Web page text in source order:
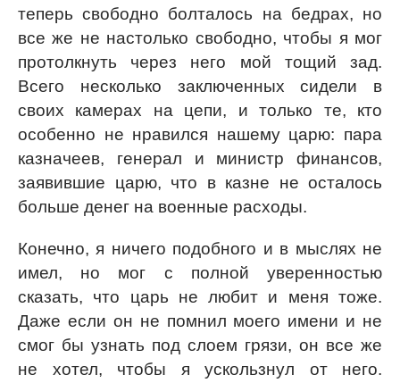
теперь свободно болталось на бедрах, но
все же не настолько свободно, чтобы я мог
протолкнуть через него мой тощий зад.
Всего несколько заключенных сидели в
своих камерах на цепи, и только те, кто
особенно не нравился нашему царю: пара
казначеев, генерал и министр финансов,
заявившие царю, что в казне не осталось
больше денег на военные расходы.
Конечно, я ничего подобного и в мыслях не
имел, но мог с полной уверенностью
сказать, что царь не любит и меня тоже.
Даже если он не помнил моего имени и не
смог бы узнать под слоем грязи, он все же
не хотел, чтобы я ускользнул от него.